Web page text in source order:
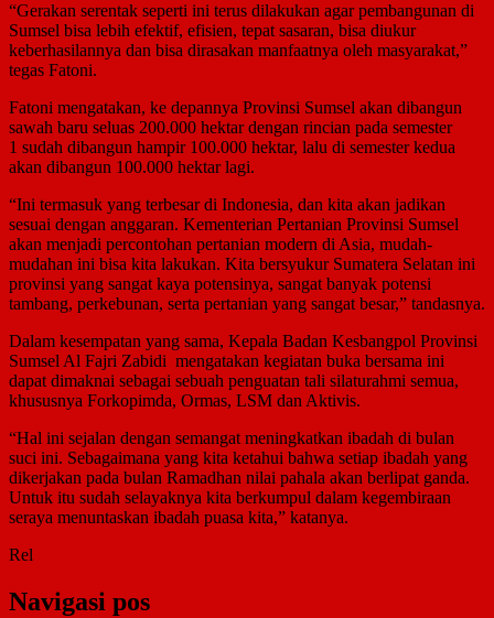
“Gerakan serentak seperti ini terus dilakukan agar pembangunan di
Sumsel bisa lebih efektif, efisien, tepat sasaran, bisa diukur
keberhasilannya dan bisa dirasakan manfaatnya oleh masyarakat,”
tegas Fatoni.
Fatoni mengatakan, ke depannya Provinsi Sumsel akan dibangun
sawah baru seluas 200.000 hektar dengan rincian pada semester
1 sudah dibangun hampir 100.000 hektar, lalu di semester kedua
akan dibangun 100.000 hektar lagi.
“Ini termasuk yang terbesar di Indonesia, dan kita akan jadikan
sesuai dengan anggaran. Kementerian Pertanian Provinsi Sumsel
akan menjadi percontohan pertanian modern di Asia, mudah-
mudahan ini bisa kita lakukan. Kita bersyukur Sumatera Selatan ini
provinsi yang sangat kaya potensinya, sangat banyak potensi
tambang, perkebunan, serta pertanian yang sangat besar,” tandasnya.
Dalam kesempatan yang sama, Kepala Badan Kesbangpol Provinsi
Sumsel Al Fajri Zabidi mengatakan kegiatan buka bersama ini
dapat dimaknai sebagai sebuah penguatan tali silaturahmi semua,
khususnya Forkopimda, Ormas, LSM dan Aktivis.
“Hal ini sejalan dengan semangat meningkatkan ibadah di bulan
suci ini. Sebagaimana yang kita ketahui bahwa setiap ibadah yang
dikerjakan pada bulan Ramadhan nilai pahala akan berlipat ganda.
Untuk itu sudah selayaknya kita berkumpul dalam kegembiraan
seraya menuntaskan ibadah puasa kita,” katanya.
Rel
Navigasi pos